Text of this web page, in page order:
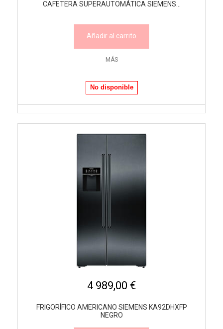
CAFETERA SUPERAUTOMÁTICA SIEMENS...
Añadir al carrito
MÁS
No disponible
4 989,00 €
FRIGORÍFICO AMERICANO SIEMENS KA92DHXFP
NEGRO